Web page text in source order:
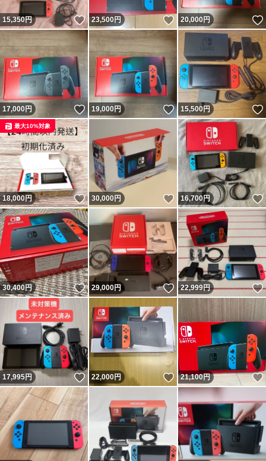
15,350円 いいね！
23,500円 いいね！
20,000円
17,000円 いいね！
19,000円 いいね！
15,500円
18,000円 いいね！
最大10%対象
30,000円 いいね！
16,700円
30,400円 いいね！
29,000円 いいね！
22,999円
17,995円 いいね！
22,000円 いいね！
21,100円